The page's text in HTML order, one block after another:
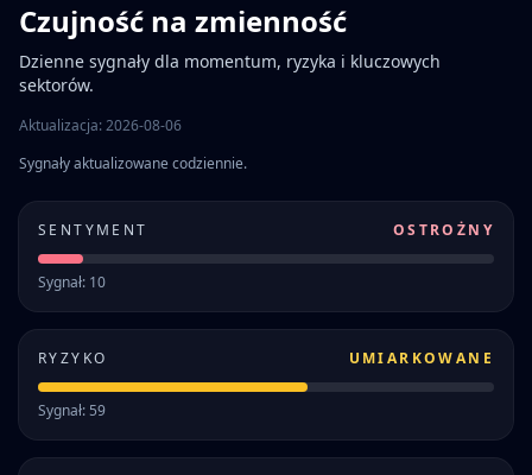
Czujność na zmienność
Dzienne sygnały dla momentum, ryzyka i kluczowych
sektorów.
Aktualizacja: 2026-08-06
Sygnały aktualizowane codziennie.
SENTYMENT OSTROŻNY
Sygnał: 10
RYZYKO UMIARKOWANE
Sygnał: 59